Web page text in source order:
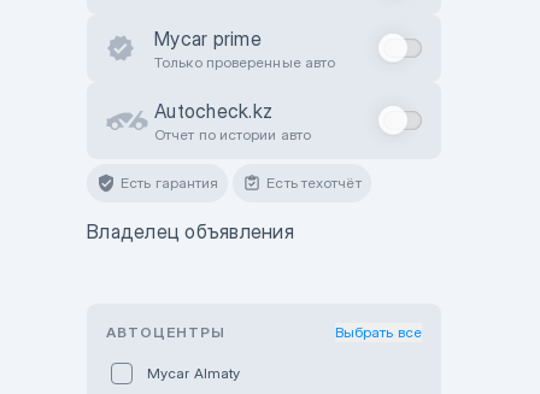
Mycar prime
Только проверенные авто
Autocheck.kz
Отчет по истории авто
Есть гарантия Есть техотчёт
Владелец объявления
АВТОЦЕНТРЫ Выбрать все
Mycar Almaty